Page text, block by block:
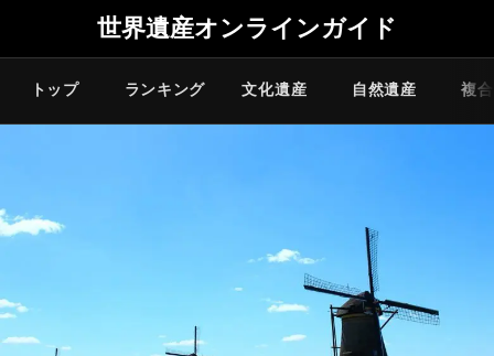
世界遺産オンラインガイド
トップ ランキング 文化遺産 自然遺産 複